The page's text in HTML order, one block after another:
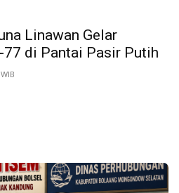
Linawan Gelar
77 di Pantai Pasir Putih